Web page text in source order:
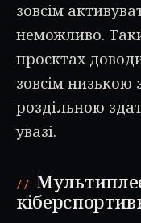
зовсім
неможливо.
проєктах
зовсім низькою
роздільною
увазі.